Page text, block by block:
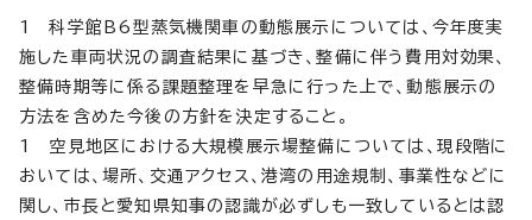
1 科学館B6型蒸気機関車の動態展示については、今年度実
施した車両状況の調査結果に基づき、整備に伴う費用対効果、
整備時期等に係る課題整理を早急に行った上で、動態展示の
方法を含めた今後の方針を決定すること。
1 空見地区における大規模展示場整備については、現段階に
おいては、場所、交通アクセス、港湾の用途規制、事業性などに
関し、市長と愛知県知事の認識が必ずしも一致しているとは認